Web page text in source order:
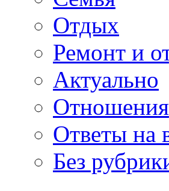
Отдых
Ремонт и
Актуально
Отношения
Ответы на
Без